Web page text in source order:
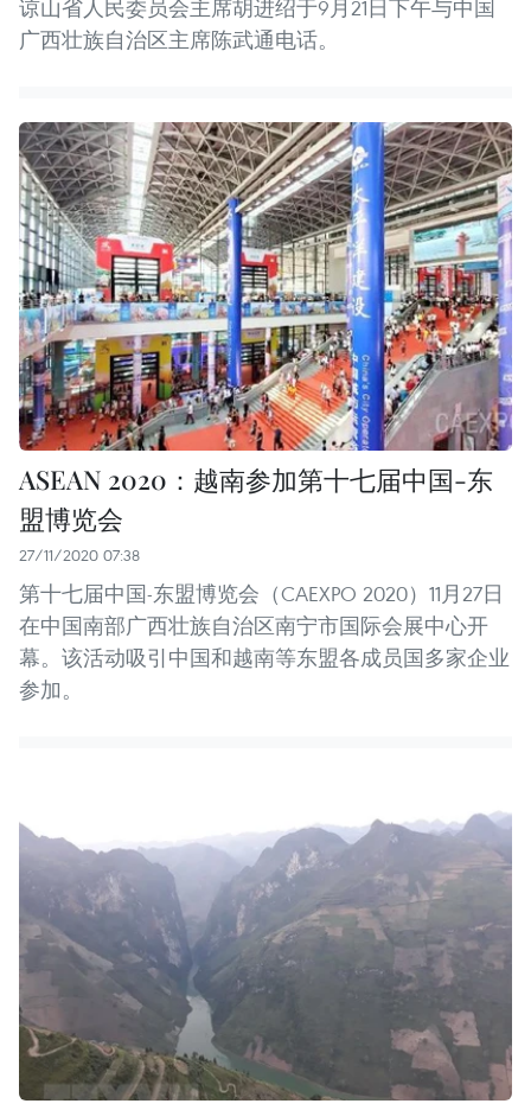
谅山省人民委员会主席胡进绍于9月21日下午与中国
广西壮族自治区主席陈武通电话。
ASEAN 2020：越南参加第十七届中国-东
盟博览会
27/11/2020 07:38
第十七届中国-东盟博览会（CAEXPO 2020）11月27日
在中国南部广西壮族自治区南宁市国际会展中心开
幕。该活动吸引中国和越南等东盟各成员国多家企业
参加。